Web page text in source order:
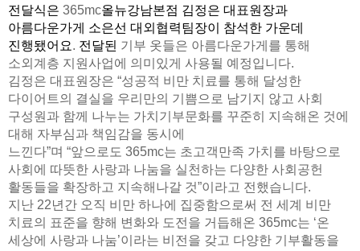
전달식은 365mc올뉴강남본점 김정은 대표원장과
아름다운가게 소은선 대외협력팀장이 참석한 가운데
진행됐어요. 전달된 기부 옷들은 아름다운가게를 통해
소외계층 지원사업에 의미있게 사용될 예정입니다.
김정은 대표원장은 “성공적 비만 치료를 통해 달성한
다이어트의 결실을 우리만의 기쁨으로 남기지 않고 사회
구성원과 함께 나누는 가치기부문화를 꾸준히 지속해온 것에
대해 자부심과 책임감을 동시에
느낀다”며 “앞으로도 365mc는 초고객만족 가치를 바탕으로
사회에 따뜻한 사랑과 나눔을 실천하는 다양한 사회공헌
활동들을 확장하고 지속해나갈 것”이라고 전했습니다.
지난 22년간 오직 비만 하나에 집중함으로써 전 세계 비만
치료의 표준을 향해 변화와 도전을 거듭해온 365mc는 ‘온
세상에 사랑과 나눔’이라는 비전을 갖고 다양한 기부활동을